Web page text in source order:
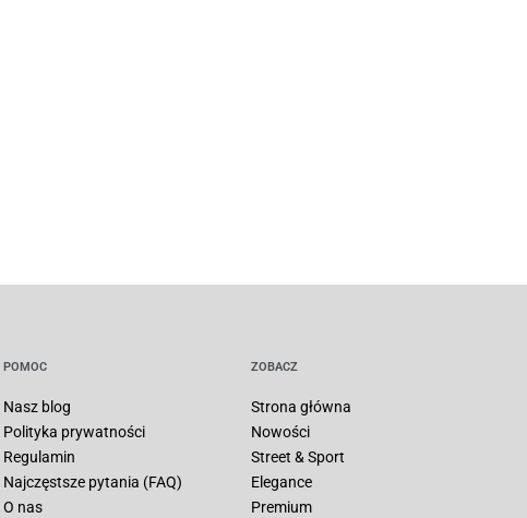
POMOC
Nasz blog
Polityka prywatności
Regulamin
Najczęstsze pytania (FAQ)
O nas
ZOBACZ
Strona główna
Nowości
Street & Sport
Elegance
Premium